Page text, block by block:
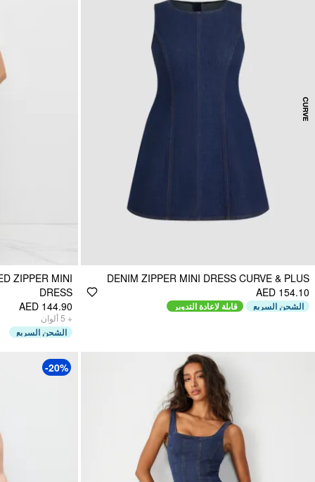
DENIM ZIPPER MINI DRESS CURVE & PLUS
AED 154.10
الشحن السريع قابلة لإعادة التدوير
ZIPPER MINI
DRESS
AED 144.90
+
5ألوان
الشحن السريع
-20%